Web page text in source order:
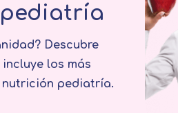
Descubre
los más
nutrición pediatría.